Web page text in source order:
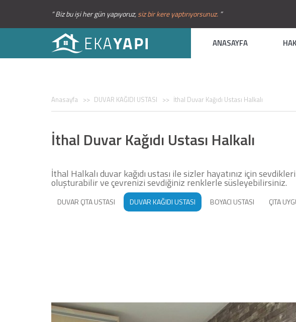
“ Biz bu işi her gün yapıyoruz,siz bir kere yaptırıyorsunuz. ”
ANASAYFA
Anasayfa DUVAR KAĞIDI USTASI İthal Duvar Kağıdı Ustası Halkalı
İthal Duvar Kağıdı Ustası Halkalı
İthal Halkalı duvar kağıdı ustası ile sizler hayatınız için
oluşturabilir ve çevrenizi sevdiğiniz renklerle süsleyebilirsiniz.
DUVAR ÇITA USTASI DUVAR KAĞIDI USTASI BOYACI USTASI ÇITA